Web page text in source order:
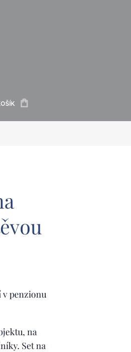
v penzionu
na
Set na